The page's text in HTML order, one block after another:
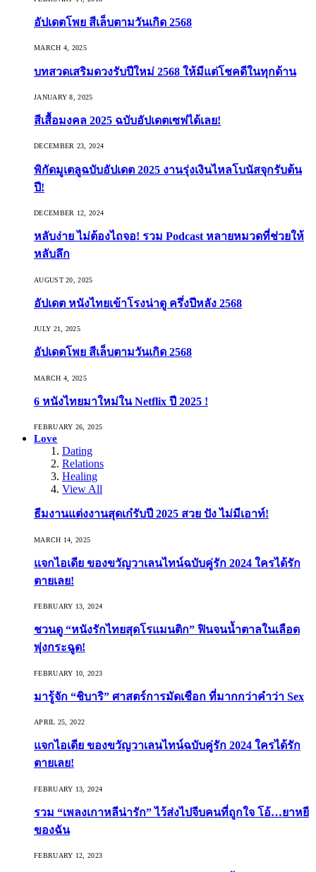
อัปเดตโพย สีเล็บตามวันเกิด 2568
MARCH 4, 2025
บทสวดเสริมดวงรับปีใหม่ 2568 ให้มีแต่โชคดีในทุกด้าน
JANUARY 8, 2025
สีเสื้อมงคล 2025 ฉบับอัปเดตเซฟได้เลย!
DECEMBER 23, 2024
พิกัดมูเตลูฉบับอัปเดต 2025 งานรุ่งเงินไหลโบนัสจุกรับต้น
ปี!
DECEMBER 12, 2024
หลับง่าย ไม่ต้องไถจอ! รวม Podcast หลายหมวดที่ช่วยให้
หลับลึก
AUGUST 20, 2025
อัปเดต หนังไทยเข้าโรงน่าดู ครึ่งปีหลัง 2568
JULY 21, 2025
อัปเดตโพย สีเล็บตามวันเกิด 2568
MARCH 4, 2025
6 หนังไทยมาใหม่ใน Netflix ปี 2025 !
FEBRUARY 26, 2025
Love
Dating
Relations
Healing
View All
ธีมงานแต่งงานสุดเก๋รับปี 2025 สวย ปัง ไม่มีเอาท์!
MARCH 14, 2025
แจกไอเดีย ของขวัญวาเลนไทน์ฉบับคู่รัก 2024 ใครได้รัก
ตายเลย!
FEBRUARY 13, 2024
ชวนดู “หนังรักไทยสุดโรแมนติก” ฟินจนน้ำตาลในเลือด
พุ่งกระฉูด!
FEBRUARY 10, 2023
มารู้จัก “ชิบาริ” ศาสตร์การมัดเชือก ที่มากกว่าคำว่า Sex
APRIL 25, 2022
แจกไอเดีย ของขวัญวาเลนไทน์ฉบับคู่รัก 2024 ใครได้รัก
ตายเลย!
FEBRUARY 13, 2024
รวม “เพลงเกาหลีน่ารัก” ไว้ส่งไปจีบคนที่ถูกใจ โอ้…ยาหยี
ของฉัน
FEBRUARY 12, 2023